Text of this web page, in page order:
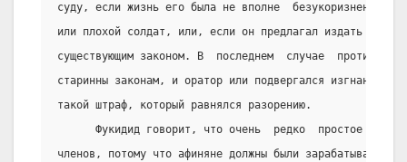
суду, если жизнь его была не вполне  безукоризненна;
или плохой солдат, или, если он предлагал издать
существующим законом. В  последнем  случае  против
старинны законам, и оратор или подвергался изгнанию,
такой штраф, который равнялся разорению.
Фукидид говорит, что очень  редко  простое
членов, потому что афиняне должны были зарабатывать